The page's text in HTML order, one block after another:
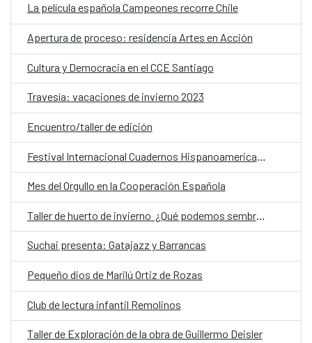
La película española Campeones recorre Chile
Apertura de proceso: residencia Artes en Acción
Cultura y Democracia en el CCE Santiago
Travesía: vacaciones de invierno 2023
Encuentro/taller de edición
Mes del Orgullo en la Cooperación Española
Taller de huerto de invierno ¿Qué podemos sembrar?
Suchai presenta: Gatajazz y Barrancas
Pequeño dios de Marilú Ortiz de Rozas
Club de lectura infantil Remolinos
Taller de Exploración de la obra de Guillermo Deisler